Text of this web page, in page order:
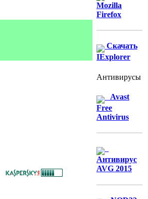
Mozilla
Firefox
Скачать
IExplorer
Антивирусы
Avast
Free
Antivirus
Антивирус
AVG 2015